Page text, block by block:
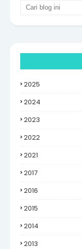
2025
2024
2023
2022
2021
2017
2016
2015
2014
2013